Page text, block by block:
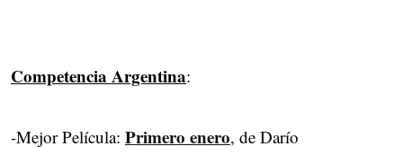
Competencia Argentina:
-Mejor Película: Primero enero, de Darío